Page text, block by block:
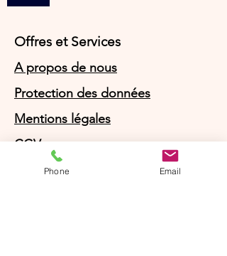
Offres et Services
A propos de nous
Protection des données
Mentions légales
CGV
© Agnès Lingerie – Tous droits
Phone Email